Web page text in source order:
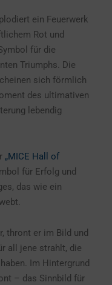
ein Feuerwerk
Rot und
für die
Triumphs. Die
sich förmlich
des ultimativen
lebendig
„MICE Hall of
für Erfolg und
das wie ein
thront er im Bild und
all jene strahlt, die
Im Hintergrund
– das Sinnbild für